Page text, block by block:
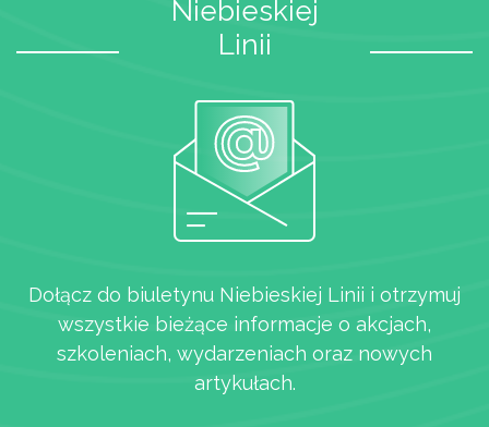
Niebieskiej
Linii
Dołącz do biuletynu Niebieskiej Linii i otrzymuj
wszystkie bieżące informacje o akcjach,
szkoleniach, wydarzeniach oraz nowych
artykułach.